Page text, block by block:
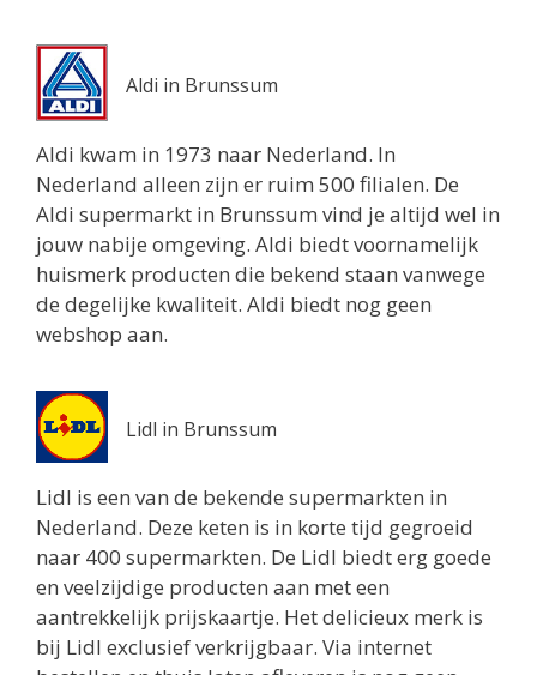
Aldi in Brunssum
Aldi kwam in 1973 naar Nederland. In
Nederland alleen zijn er ruim 500 filialen. De
Aldi supermarkt in Brunssum vind je altijd wel in
jouw nabije omgeving. Aldi biedt voornamelijk
huismerk producten die bekend staan vanwege
de degelijke kwaliteit. Aldi biedt nog geen
webshop aan.
Lidl in Brunssum
Lidl is een van de bekende supermarkten in
Nederland. Deze keten is in korte tijd gegroeid
naar 400 supermarkten. De Lidl biedt erg goede
en veelzijdige producten aan met een
aantrekkelijk prijskaartje. Het delicieux merk is
bij Lidl exclusief verkrijgbaar. Via internet